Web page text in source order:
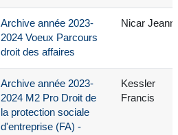
Archive année 2023-
2024 Voeux Parcours
droit des affaires
Nicar
Archive année 2023-
2024 M2 Pro Droit de
la protection sociale
d'entreprise (FA) -
Kessler
Francis